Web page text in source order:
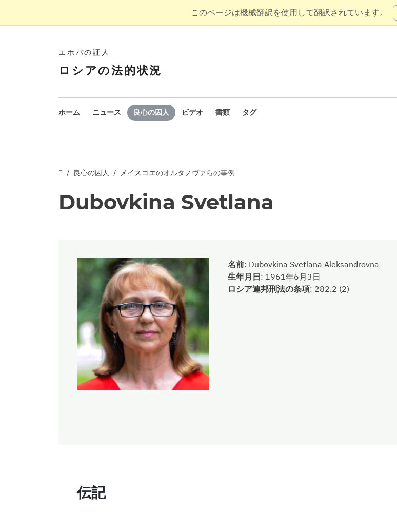
このページは機械翻訳を使用して翻訳されています。
エホバの証人
ロシアの法的状況
ホーム ニュース 良心の囚人 ビデオ 書類 タグ
良心の囚人 メイスコエのオルタノヴァらの事例
Dubovkina Svetlana
名前: Dubovkina Svetlana Aleksandrovna
生年月日: 1961年6月3日
ロシア連邦刑法の条項: 282.2 (2)
伝記